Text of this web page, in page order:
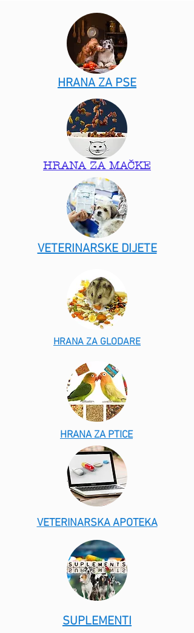
HRANA ZA PSE
HRANA ZA MAČKE
VETERINARSKE DIJETE
HRANA ZA GLODARE
HRANA ZA PTICE
VETERINARSKA APOTEKA
SUPLEMENTI